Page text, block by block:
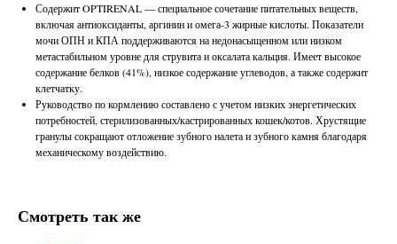
Содержит OPTIRENAL — специальное сочетание питательных веществ,
включая антиоксиданты, аргинин и омега-3 жирные кислоты. Показатели
мочи ОПН и КПА поддерживаются на недонасыщенном или низком
метастабильном уровне для струвита и оксалата кальция. Имеет высокое
содержание белков (41%), низкое содержание углеводов, а также содержит
клетчатку.
Руководство по кормлению составлено с учетом низких энергетических
потребностей, стерилизованных/кастрированных кошек/котов. Хрустящие
гранулы сокращают отложение зубного налета и зубного камня благодаря
механическому воздействию.
Смотреть так же